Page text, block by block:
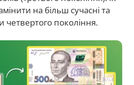
на більш сучасні та
четвертого покоління.